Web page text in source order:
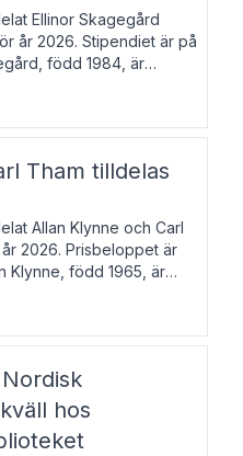
Ellinor Skagegård
år 2026. Stipendiet är på
född 1984, är
Hon skriver
Ups
Tham tilldelas
Allan Klynne och Carl
2026. Prisbeloppet är
Klynne, född 1965, är
och fil.dr i antikens
hos